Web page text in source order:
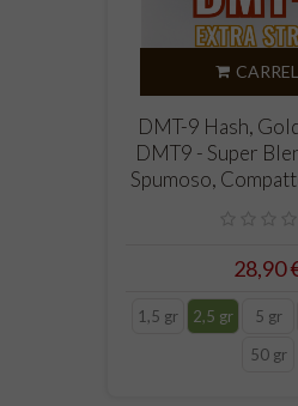
DMT-9 Hash,
DMT9 - Super
Spumoso,
28,90
1,5 gr 2,5 gr 5 gr
50 gr